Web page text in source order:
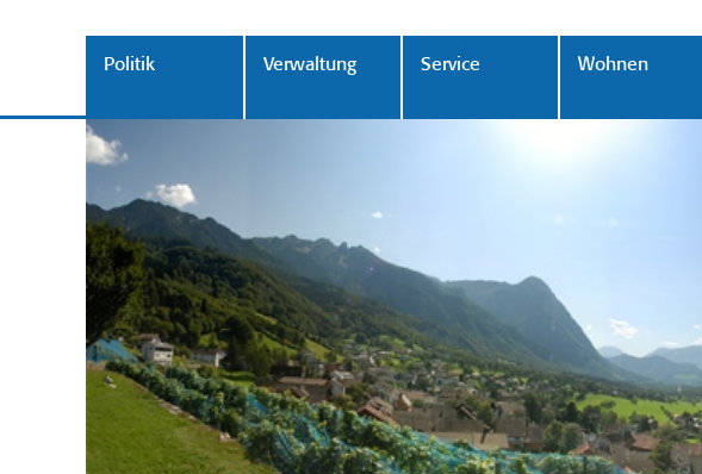
Politik Verwaltung Service Wohnen